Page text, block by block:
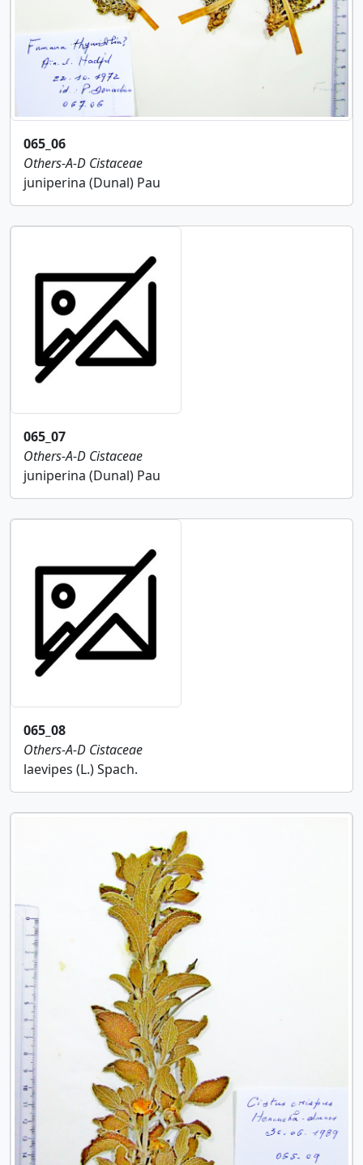
065_06
Others-A-D Cistaceae
juniperina (Dunal) Pau
065_07
Others-A-D Cistaceae
juniperina (Dunal) Pau
065_08
Others-A-D Cistaceae
laevipes (L.) Spach.